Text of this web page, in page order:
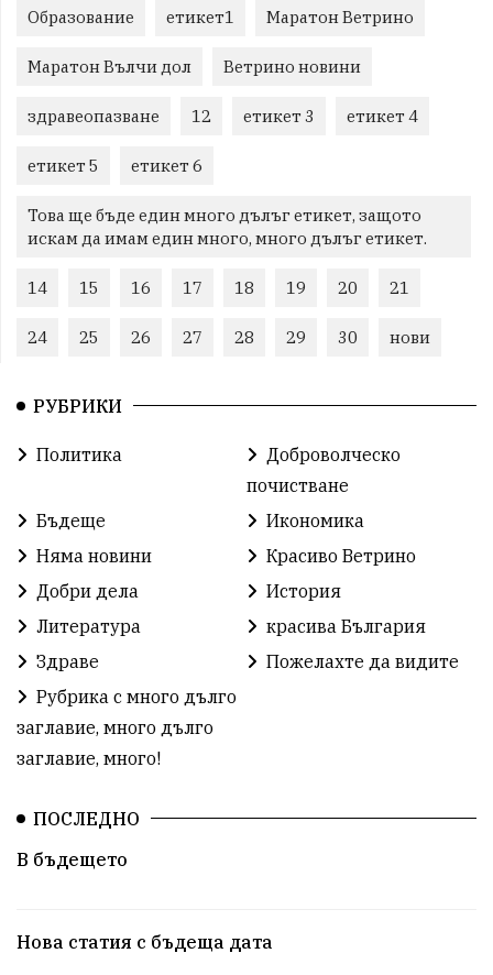
Образование етикет1 Маратон Ветрино
Маратон Вълчи дол Ветрино новини
здравеопазване 12 етикет 3 етикет 4
етикет 5 етикет 6
Това ще бъде един много дълъг етикет, защото
искам да имам един много, много дълъг етикет.
14 15 16 17 18 19 20 21
24 25 26 27 28 29 30 нови
РУБРИКИ
Политика
Доброволческо
почистване
Бъдеще
Икономика
Няма новини
Красиво Ветрино
Добри дела
История
Литература
красива България
Здраве
Пожелахте да видите
Рубрика с много дълго
заглавие, много дълго
заглавие, много!
ПОСЛЕДНО
В бъдещето
Нова статия с бъдеща дата